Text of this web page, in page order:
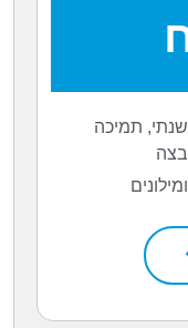
שנתי, תמיכה